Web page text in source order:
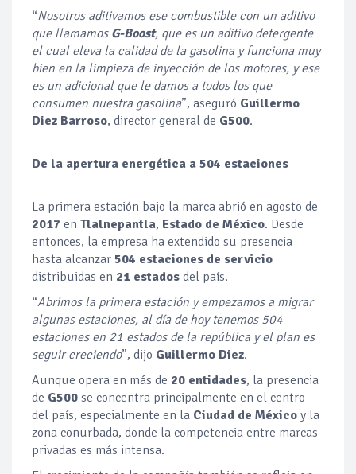
“Nosotros aditivamos ese combustible con un aditivo
que llamamos G-Boost, que es un aditivo detergente
el cual eleva la calidad de la gasolina y funciona muy
bien en la limpieza de inyección de los motores, y ese
es un adicional que le damos a todos los que
consumen nuestra gasolina”, aseguró Guillermo
Diez Barroso, director general de G500.
De la apertura energética a 504 estaciones
La primera estación bajo la marca abrió en agosto de
2017 en Tlalnepantla, Estado de México. Desde
entonces, la empresa ha extendido su presencia
hasta alcanzar 504 estaciones de servicio
distribuidas en 21 estados del país.
“Abrimos la primera estación y empezamos a migrar
algunas estaciones, al día de hoy tenemos 504
estaciones en 21 estados de la república y el plan es
seguir creciendo”, dijo Guillermo Diez.
Aunque opera en más de 20 entidades, la presencia
de G500 se concentra principalmente en el centro
del país, especialmente en la Ciudad de México y la
zona conurbada, donde la competencia entre marcas
privadas es más intensa.